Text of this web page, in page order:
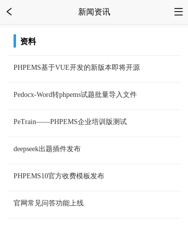
新闻资讯
资料
PHPEMS基于VUE开发的新版本即将开源
Pedocx-Word转phpems试题批量导入文件
PeTrain——PHPEMS企业培训版测试
deepseek出题插件发布
PHPEMS10官方收费模板发布
官网常见问答功能上线